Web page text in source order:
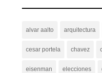
alvar aalto arquitectura
cesar portela chavez
eisenman elecciones